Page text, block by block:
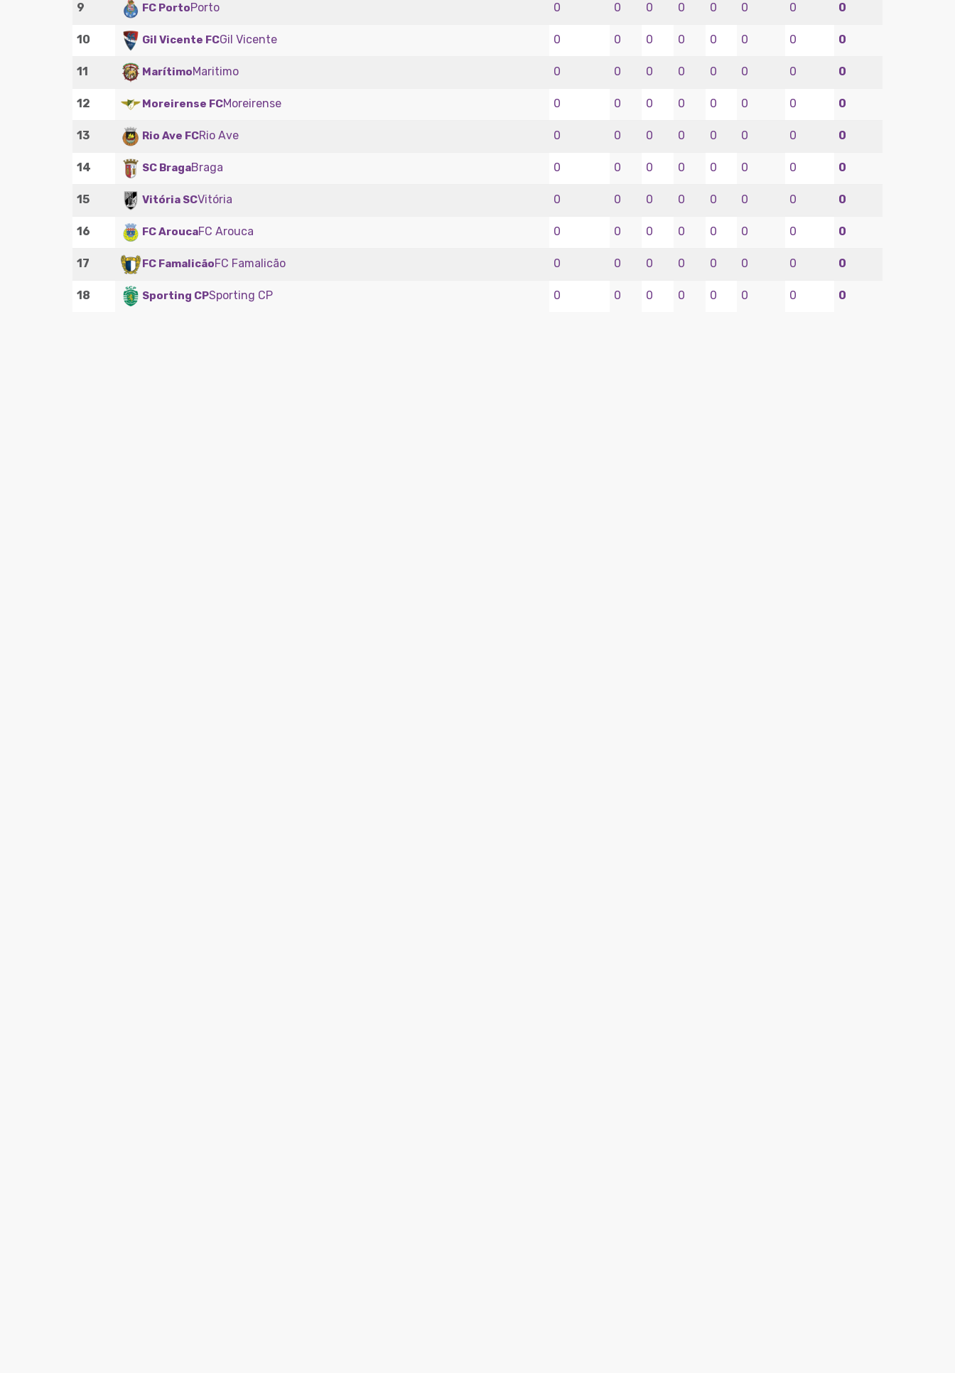
9 FC PortoPorto 0 0 0 0 0 0 0 0
10 Gil Vicente FCGil Vicente 0 0 0 0 0 0 0 0
11 MarítimoMaritimo 0 0 0 0 0 0 0 0
12 Moreirense FCMoreirense 0 0 0 0 0 0 0 0
13 Rio Ave FCRio Ave 0 0 0 0 0 0 0 0
14 SC BragaBraga 0 0 0 0 0 0 0 0
15 Vitória SCVitória 0 0 0 0 0 0 0 0
16 FC AroucaFC Arouca 0 0 0 0 0 0 0 0
17 FC FamalicãoFC Famalicão 0 0 0 0 0 0 0 0
18 Sporting CPSporting CP 0 0 0 0 0 0 0 0